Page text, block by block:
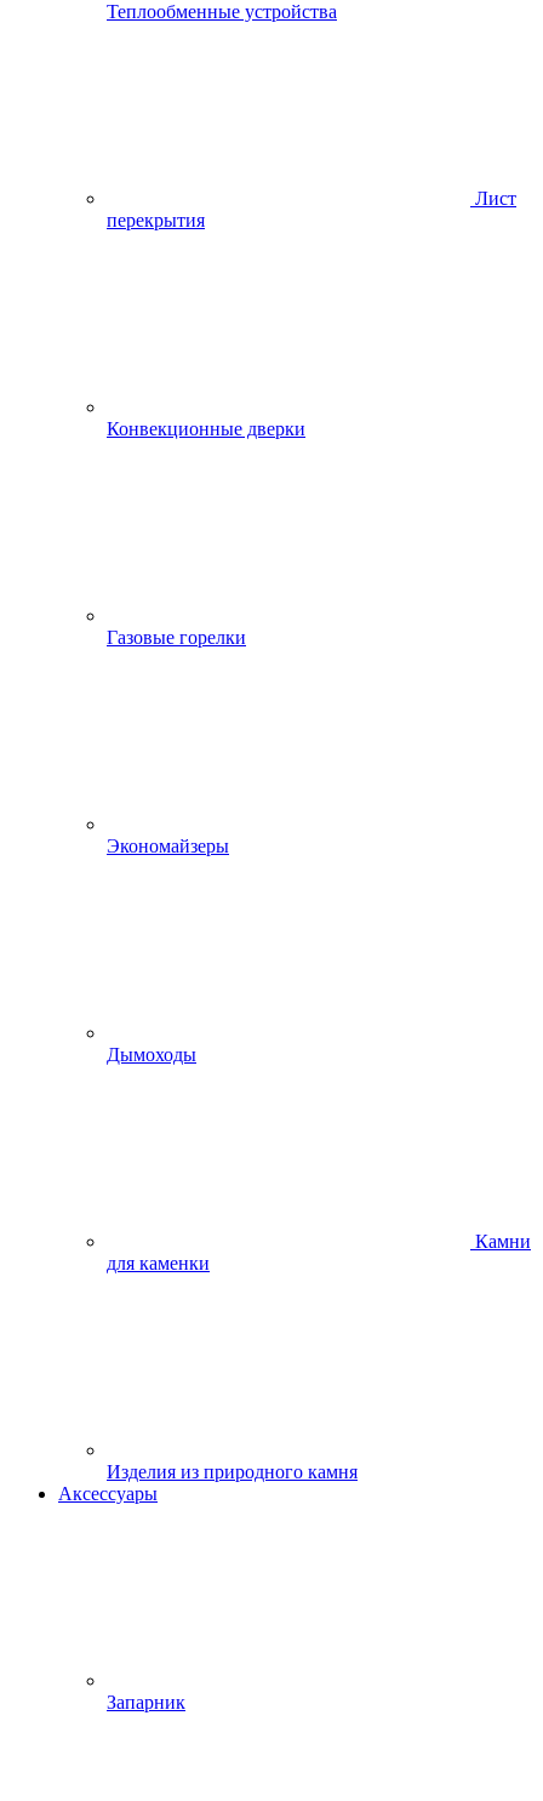
Теплообменные устройства
Лист
перекрытия
Конвекционные дверки
Газовые горелки
Экономайзеры
Дымоходы
Камни
для каменки
Изделия из природного камня
Аксессуары
Запарник